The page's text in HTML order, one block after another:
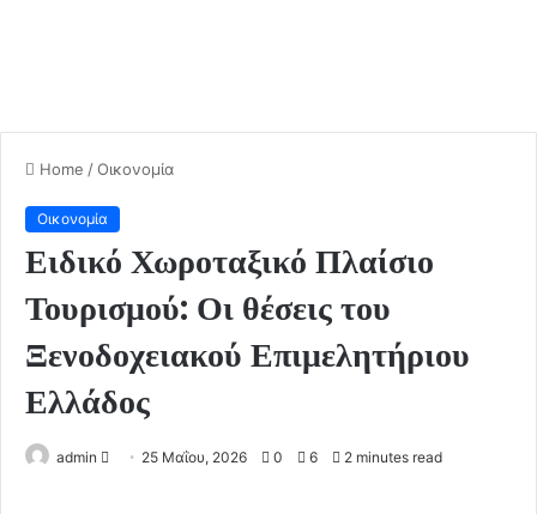
Home /Οικονομία
Οικονομία
Ειδικό Χωροταξικό Πλαίσιο
Τουρισμού: Οι θέσεις του
Ξενοδοχειακού Επιμελητήριου
Ελλάδος
admin 25 Μαΐου, 2026 0 6 2 minutes read